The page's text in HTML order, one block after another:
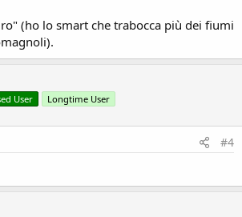
(ho lo smart che trabocca più dei fiumi
User Longtime User
#4